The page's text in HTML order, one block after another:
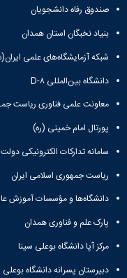
صندوق رفاه دانشجویان
بنیاد نخبگان استان همدان
شبکه آزمایشگاه‌های علمی
دانشگاه بین‌المللی D-۸
معاونت علمی فناوری ریاست
پورتال امام خمینی (ره)
سامانه تدارکات الکترونیکی دولت
ریاست جمهوری اسلامی ایران
دانشگاه‌ها و مؤسسات آموزش
پارک علم و فناوری همدان
مرکز آپا دانشگاه بوعلی سینا
دبیرستان پسرانه دانشگاه بوعلی